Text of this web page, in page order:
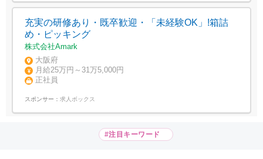
充実の研修あり・既卒歓迎・「未経験OK」!箱詰
め・ピッキング
株式会社Amark
大阪府
月給25万円～31万5,000円
正社員
スポンサー： 求人ボックス
#注目キーワード